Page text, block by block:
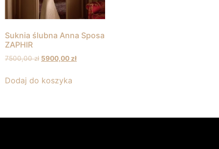
Suknia ślubna Anna Sposa
ZAPHIR
7500,00zł 5900,00zł
Dodaj do koszyka